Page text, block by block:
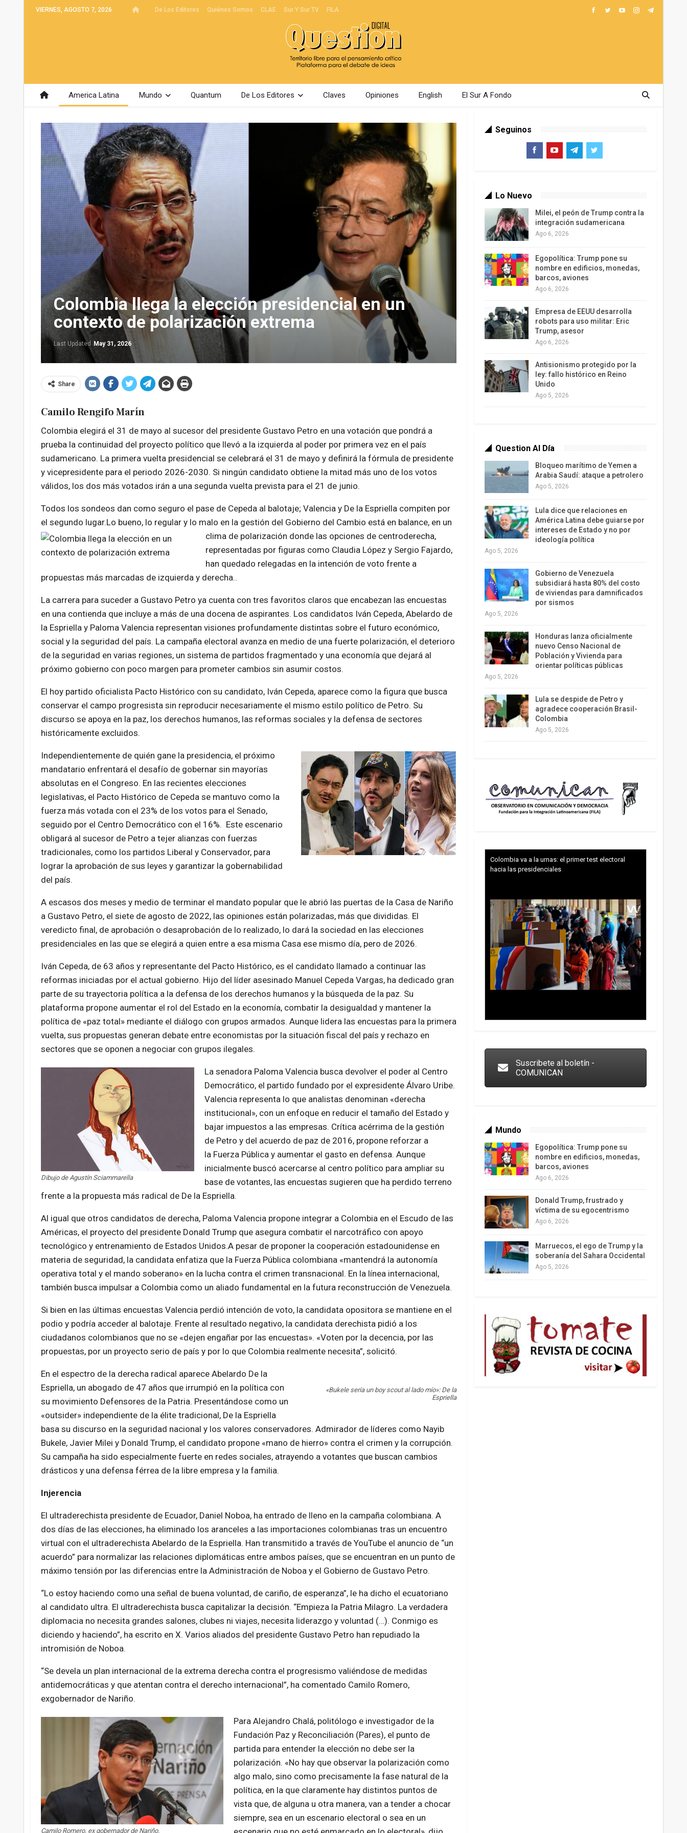
VIERNES, AGOSTO 7, 2026 De Los Editores Quiénes Somos CLAE Sur Y Sur TV FILA
America Latina Mundo Quantum De Los Editores Claves Opiniones English El Sur A Fondo
Colombia llega la elección presidencial en un
contexto de polarización extrema
Last Updated May 31, 2026
Share
Camilo Rengifo Marín
Colombia elegirá el 31 de mayo al sucesor del presidente Gustavo Petro en una votación que pondrá a
prueba la continuidad del proyecto político que llevó a la izquierda al poder por primera vez en el país
sudamericano. La primera vuelta presidencial se celebrará el 31 de mayo y definirá la fórmula de presidente
y vicepresidente para el periodo 2026-2030. Si ningún candidato obtiene la mitad más uno de los votos
válidos, los dos más votados irán a una segunda vuelta prevista para el 21 de junio.
Todos los sondeos dan como seguro el pase de Cepeda al balotaje; Valencia y De la Espriella compiten por
el segundo lugar.Lo bueno, lo regular y lo malo en la gestión del Gobierno del Cambio está en balance, en un
clima de polarización donde las opciones de centroderecha,
representadas por figuras como Claudia López y Sergio Fajardo,
han quedado relegadas en la intención de voto frente a
propuestas más marcadas de izquierda y derecha..
La carrera para suceder a Gustavo Petro ya cuenta con tres favoritos claros que encabezan las encuestas
en una contienda que incluye a más de una docena de aspirantes. Los candidatos Iván Cepeda, Abelardo de
la Espriella y Paloma Valencia representan visiones profundamente distintas sobre el futuro económico,
social y la seguridad del país. La campaña electoral avanza en medio de una fuerte polarización, el deterioro
de la seguridad en varias regiones, un sistema de partidos fragmentado y una economía que dejará al
próximo gobierno con poco margen para prometer cambios sin asumir costos.
El hoy partido oficialista Pacto Histórico con su candidato, Iván Cepeda, aparece como la figura que busca
conservar el campo progresista sin reproducir necesariamente el mismo estilo político de Petro. Su
discurso se apoya en la paz, los derechos humanos, las reformas sociales y la defensa de sectores
históricamente excluidos.
Independientemente de quién gane la presidencia, el próximo
mandatario enfrentará el desafío de gobernar sin mayorías
absolutas en el Congreso. En las recientes elecciones
legislativas, el Pacto Histórico de Cepeda se mantuvo como la
fuerza más votada con el 23% de los votos para el Senado,
seguido por el Centro Democrático con el 16%. Este escenario
obligará al sucesor de Petro a tejer alianzas con fuerzas
tradicionales, como los partidos Liberal y Conservador, para
lograr la aprobación de sus leyes y garantizar la gobernabilidad
del país.
A escasos dos meses y medio de terminar el mandato popular que le abrió las puertas de la Casa de Nariño
a Gustavo Petro, el siete de agosto de 2022, las opiniones están polarizadas, más que divididas. El
veredicto final, de aprobación o desaprobación de lo realizado, lo dará la sociedad en las elecciones
presidenciales en las que se elegirá a quien entre a esa misma Casa ese mismo día, pero de 2026.
Iván Cepeda, de 63 años y representante del Pacto Histórico, es el candidato llamado a continuar las
reformas iniciadas por el actual gobierno. Hijo del líder asesinado Manuel Cepeda Vargas, ha dedicado gran
parte de su trayectoria política a la defensa de los derechos humanos y la búsqueda de la paz. Su
plataforma propone aumentar el rol del Estado en la economía, combatir la desigualdad y mantener la
política de «paz total» mediante el diálogo con grupos armados. Aunque lidera las encuestas para la primera
vuelta, sus propuestas generan debate entre economistas por la situación fiscal del país y rechazo en
sectores que se oponen a negociar con grupos ilegales.
Dibujo de Agustín Sciammarella
La senadora Paloma Valencia busca devolver el poder al Centro
Democrático, el partido fundado por el expresidente Álvaro Uribe.
Valencia representa lo que analistas denominan «derecha
institucional», con un enfoque en reducir el tamaño del Estado y
bajar impuestos a las empresas. Crítica acérrima de la gestión
de Petro y del acuerdo de paz de 2016, propone reforzar a
la Fuerza Pública y aumentar el gasto en defensa. Aunque
inicialmente buscó acercarse al centro político para ampliar su
base de votantes, las encuestas sugieren que ha perdido terreno
frente a la propuesta más radical de De la Espriella.
Al igual que otros candidatos de derecha, Paloma Valencia propone integrar a Colombia en el Escudo de las
Américas, el proyecto del presidente Donald Trump que asegura combatir el narcotráfico con apoyo
tecnológico y entrenamiento de Estados Unidos.A pesar de proponer la cooperación estadounidense en
materia de seguridad, la candidata enfatiza que la Fuerza Pública colombiana «mantendrá la autonomía
operativa total y el mando soberano» en la lucha contra el crimen transnacional. En la línea internacional,
también busca impulsar a Colombia como un aliado fundamental en la futura reconstrucción de Venezuela.
Si bien en las últimas encuestas Valencia perdió intención de voto, la candidata opositora se mantiene en el
podio y podría acceder al balotaje. Frente al resultado negativo, la candidata derechista pidió a los
ciudadanos colombianos que no se «dejen engañar por las encuestas». «Voten por la decencia, por las
propuestas, por un proyecto serio de país y por lo que Colombia realmente necesita”, solicitó.
«Bukele sería un boy scout al lado mío»: De la
Espriella
En el espectro de la derecha radical aparece Abelardo De la
Espriella, un abogado de 47 años que irrumpió en la política con
su movimiento Defensores de la Patria. Presentándose como un
«outsider» independiente de la élite tradicional, De la Espriella
basa su discurso en la seguridad nacional y los valores conservadores. Admirador de líderes como Nayib
Bukele, Javier Milei y Donald Trump, el candidato propone «mano de hierro» contra el crimen y la corrupción.
Su campaña ha sido especialmente fuerte en redes sociales, atrayendo a votantes que buscan cambios
drásticos y una defensa férrea de la libre empresa y la familia.
Injerencia
El ultraderechista presidente de Ecuador, Daniel Noboa, ha entrado de lleno en la campaña colombiana. A
dos días de las elecciones, ha eliminado los aranceles a las importaciones colombianas tras un encuentro
virtual con el ultraderechista Abelardo de la Espriella. Han transmitido a través de YouTube el anuncio de “un
acuerdo” para normalizar las relaciones diplomáticas entre ambos países, que se encuentran en un punto de
máximo tensión por las diferencias entre la Administración de Noboa y el Gobierno de Gustavo Petro.
“Lo estoy haciendo como una señal de buena voluntad, de cariño, de esperanza”, le ha dicho el ecuatoriano
al candidato ultra. El ultraderechista busca capitalizar la decisión. “Empieza la Patria Milagro. La verdadera
diplomacia no necesita grandes salones, clubes ni viajes, necesita liderazgo y voluntad (…). Conmigo es
diciendo y haciendo”, ha escrito en X. Varios aliados del presidente Gustavo Petro han repudiado la
intromisión de Noboa.
“Se devela un plan internacional de la extrema derecha contra el progresismo valiéndose de medidas
antidemocráticas y que atentan contra el derecho internacional”, ha comentado Camilo Romero,
exgobernador de Nariño.
Camilo Romero, ex gobernador de Nariño.
Para Alejandro Chalá, politólogo e investigador de la
Fundación Paz y Reconciliación (Pares), el punto de
partida para entender la elección no debe ser la
polarización. «No hay que observar la polarización como
algo malo, sino como precisamente la fase natural de la
política, en la que claramente hay distintos puntos de
vista que, de alguna u otra manera, van a tender a chocar
siempre, sea en un escenario electoral o sea en un
Seguinos
Lo Nuevo
Milei, el peón de Trump contra la
integración sudamericana
Ago 6, 2026
Egopolítica: Trump pone su
nombre en edificios, monedas,
barcos, aviones
Ago 6, 2026
Empresa de EEUU desarrolla
robots para uso militar: Eric
Trump, asesor
Ago 6, 2026
Antisionismo protegido por la
ley: fallo histórico en Reino
Unido
Ago 5, 2026
Question Al Día
Bloqueo marítimo de Yemen a
Arabia Saudí: ataque a petrolero
Ago 5, 2026
Lula dice que relaciones en
América Latina debe guiarse por
intereses de Estado y no por
ideología política
Ago 5, 2026
Gobierno de Venezuela
subsidiará hasta 80% del costo
de viviendas para damnificados
por sismos
Ago 5, 2026
Honduras lanza oficialmente
nuevo Censo Nacional de
Población y Vivienda para
orientar políticas públicas
Ago 5, 2026
Lula se despide de Petro y
agradece cooperación Brasil-
Colombia
Ago 5, 2026
Colombia va a la urnas: el primer test electoral
hacia las presidenciales
Suscribete al boletín -
COMUNICAN
Mundo
Egopolítica: Trump pone su
nombre en edificios, monedas,
barcos, aviones
Ago 6, 2026
Donald Trump, frustrado y
víctima de su egocentrismo
Ago 6, 2026
Marruecos, el ego de Trump y la
soberanía del Sahara Occidental
Ago 5, 2026